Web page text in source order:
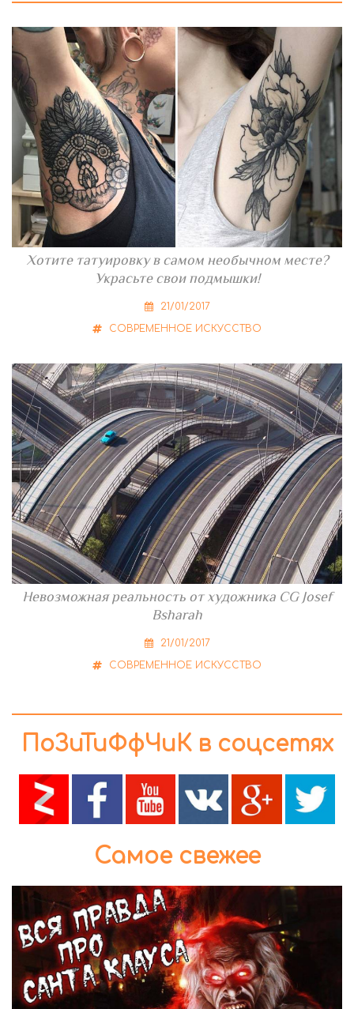
Хотите татуировку в самом необычном месте?
Украсьте свои подмышки!
21/01/2017
СОВРЕМЕННОЕ ИСКУССТВО
Невозможная реальность от художника CG Josef
Bsharah
21/01/2017
СОВРЕМЕННОЕ ИСКУССТВО
ПоЗиТиФфЧиК в соцсетях
Самое свежее